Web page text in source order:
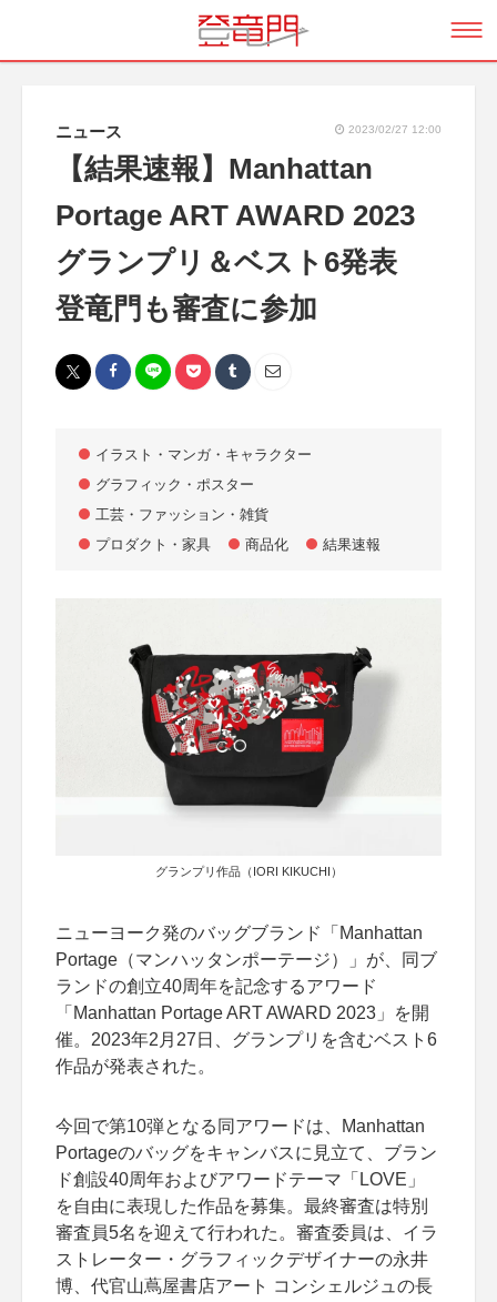
ニュース 2023/02/27 12:00
【結果速報】Manhattan
Portage ART AWARD 2023
グランプリ＆ベスト6発表
登竜門も審査に参加
イラスト・マンガ・キャラクター
グラフィック・ポスター
工芸・ファッション・雑貨
プロダクト・家具
商品化 結果速報
グランプリ作品（IORI KIKUCHI）
ニューヨーク発のバッグブランド「Manhattan
Portage（マンハッタンポーテージ）」が、同ブ
ランドの創立40周年を記念するアワード
「Manhattan Portage ART AWARD 2023」を開
催。2023年2月27日、グランプリを含むベスト6
作品が発表された。
今回で第10弾となる同アワードは、Manhattan
Portageのバッグをキャンバスに見立て、ブラン
ド創設40周年およびアワードテーマ「LOVE」
を自由に表現した作品を募集。最終審査は特別
審査員5名を迎えて行われた。審査委員は、イラ
ストレーター・グラフィックデザイナーの永井
博、代官山蔦屋書店アート コンシェルジュの長